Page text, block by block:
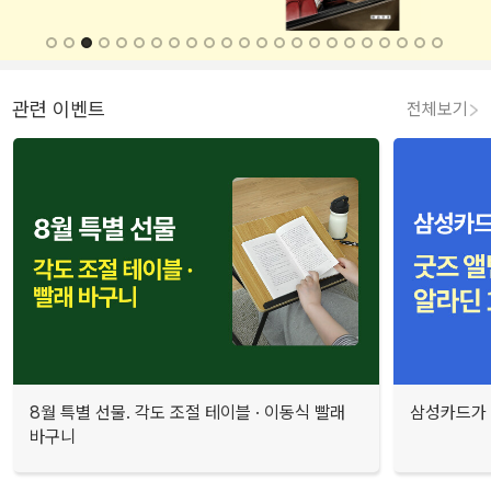
관련 이벤트 전체보기
8월 특별 선물. 각도 조절 테이블 · 이동식 빨래
바구니
삼성카드